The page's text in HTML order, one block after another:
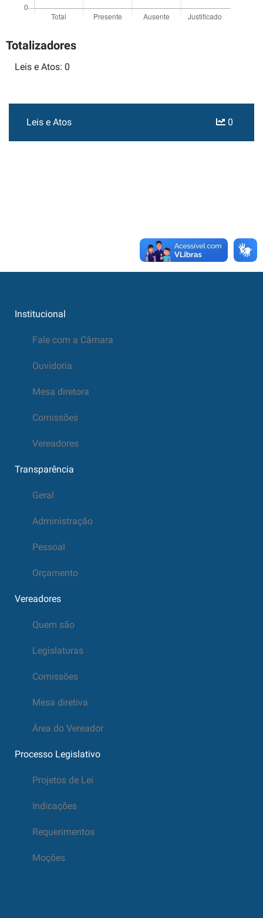
Totalizadores
Leis e Atos: 0
Leis e Atos 0
Institucional
Fale com a Câmara
Ouvidoria
Mesa diretora
Comissões
Vereadores
Transparência
Geral
Administração
Pessoal
Orçamento
Vereadores
Quem são
Legislaturas
Comissões
Mesa diretiva
Área do Vereador
Processo Legislativo
Projetos de Lei
Indicações
Requerimentos
Moções